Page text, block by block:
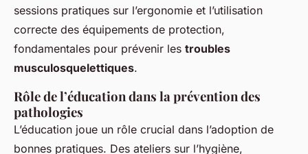
sessions pratiques sur l’ergonomie et l’utilisation
correcte des équipements de protection,
fondamentales pour prévenir les troubles
musculosquelettiques.
Rôle de l’éducation dans la prévention des
pathologies
L’éducation joue un rôle crucial dans l’adoption de
bonnes pratiques. Des ateliers sur l’hygiène,